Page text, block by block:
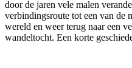
door de jaren vele malen
verbindingsroute tot een van de
wereld en weer terug naar een
wandeltocht. Een korte